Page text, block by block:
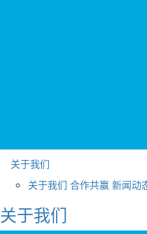
关于我们
关于我们 合作共赢 新闻动
关于我们